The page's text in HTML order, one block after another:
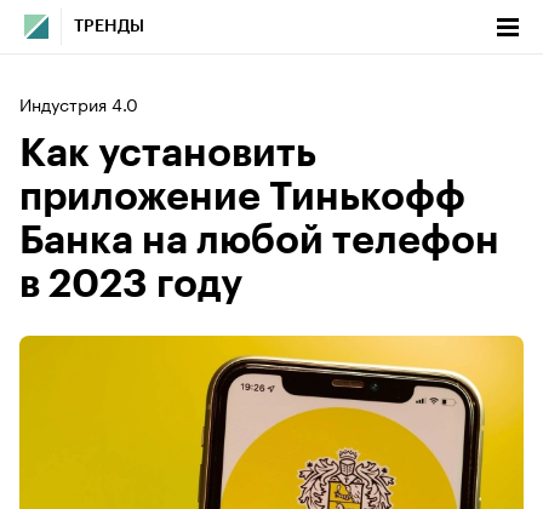
ТРЕНДЫ
Индустрия 4.0
Как установить
приложение Тинькофф
Банка на любой телефон
в 2023 году